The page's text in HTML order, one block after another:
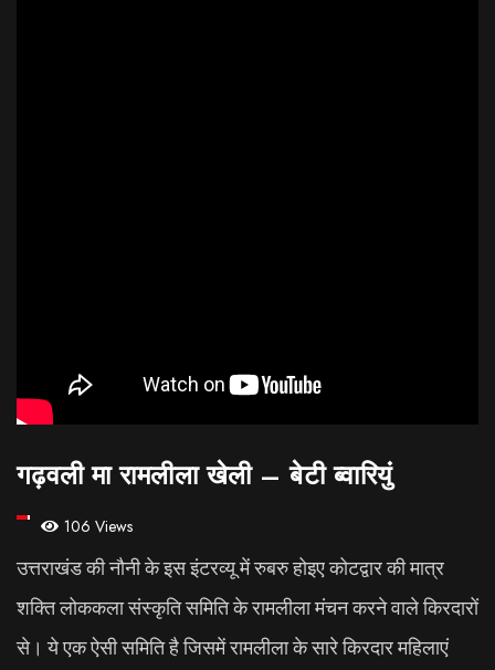
गढ़वली मा रामलीला खेली – बेटी ब्वारियुं
106 Views
उत्तराखंड की नौनी के इस इंटरव्यू में रुबरु होइए कोटद्वार की मात्र
शक्ति लोककला संस्कृति समिति के रामलीला मंचन करने वाले किरदारों
से। ये एक ऐसी समिति है जिसमें रामलीला के सारे किरदार महिलाएं